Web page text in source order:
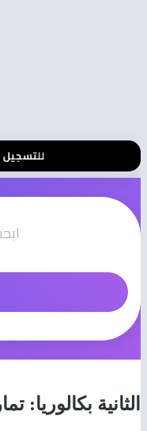
للتسجيل في عرض دروس الثانية